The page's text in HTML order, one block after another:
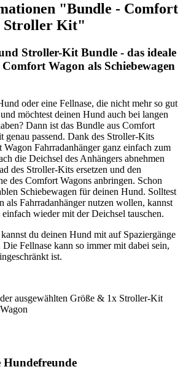
"Bundle - Comfort
Stroller Kit"
Stroller-Kit Bundle - das ideale
Wagon als Schiebewagen
oder eine Fellnase, die nicht mehr so gut
möchtest deinen Hund auch bei langen
Dann ist das Bundle aus Comfort
genau passend. Dank des Stroller-Kits
Fahrradanhänger ganz einfach zum
die Deichsel des Anhängers abnehmen
des Stroller-Kits ersetzen und den
des Comfort Wagons anbringen. Schon
Schiebewagen für deinen Hund. Solltest
als Fahrradanhänger nutzen wollen, kannst
wieder mit der Deichsel tauschen.
du deinen Hund mit auf Spaziergänge
Fellnase kann so immer mit dabei sein,
ist.
ausgewählten Größe & 1x Stroller-Kit
Hundefreunde